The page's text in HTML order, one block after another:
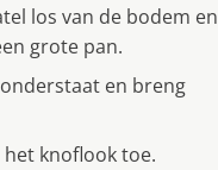
los van de bodem en
grote pan.
en breng
knoflook toe.